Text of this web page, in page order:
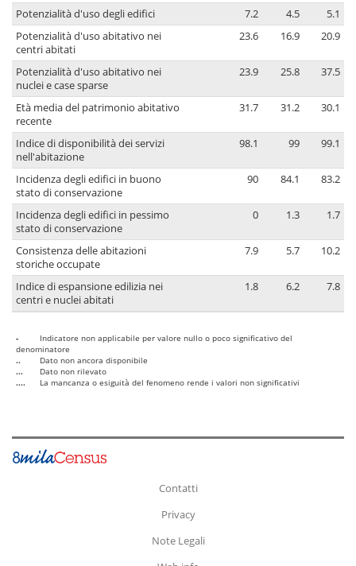
Potenzialità d'uso degli edifici 7.2 4.5
5.1
Potenzialità d'uso abitativo nei
centri abitati
23.6 16.9 20.9
Potenzialità d'uso abitativo nei
nuclei e case sparse
23.9 25.8 37.5
Età media del patrimonio abitativo
recente
31.7 31.2 30.1
Indice di disponibilità dei servizi
nell'abitazione
98.1 99 99.1
Incidenza degli edifici in buono
stato di conservazione
90 84.1 83.2
Incidenza degli edifici in pessimo
stato di conservazione
0 1.3 1.7
Consistenza delle abitazioni
storiche occupate
7.9 5.7 10.2
Indice di espansione edilizia nei
centri e nuclei abitati
1.8 6.2 7.8
-
Indicatore non applicabile per valore nullo o poco significativo del
denominatore
..
Dato non ancora disponibile
...
Dato non rilevato
....
La mancanza o esiguità del fenomeno rende i valori non significativi
Contatti
Privacy
Note Legali